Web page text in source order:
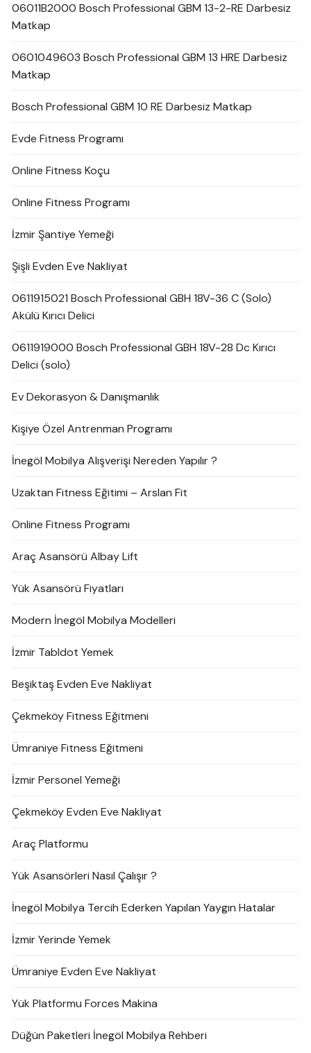
06011B2000 Bosch Professional GBM 13-2-RE Darbesiz
Matkap
0601049603 Bosch Professional GBM 13 HRE Darbesiz
Matkap
Bosch Professional GBM 10 RE Darbesiz Matkap
Evde Fitness Programı
Online Fitness Koçu
Online Fitness Programı
İzmir Şantiye Yemeği
Şişli Evden Eve Nakliyat
0611915021 Bosch Professional GBH 18V-36 C (Solo)
Akülü Kırıcı Delici
0611919000 Bosch Professional GBH 18V-28 Dc Kırıcı
Delici (solo)
Ev Dekorasyon & Danışmanlık
Kişiye Özel Antrenman Programı
İnegöl Mobilya Alışverişi Nereden Yapılır ?
Uzaktan Fitness Eğitimi – Arslan Fit
Online Fitness Programı
Araç Asansörü Albay Lift
Yük Asansörü Fiyatları
Modern İnegöl Mobilya Modelleri
İzmir Tabldot Yemek
Beşiktaş Evden Eve Nakliyat
Çekmeköy Fitness Eğitmeni
Ümraniye Fitness Eğitmeni
İzmir Personel Yemeği
Çekmeköy Evden Eve Nakliyat
Araç Platformu
Yük Asansörleri Nasıl Çalışır ?
İnegöl Mobilya Tercih Ederken Yapılan Yaygın Hatalar
İzmir Yerinde Yemek
Ümraniye Evden Eve Nakliyat
Yük Platformu Forces Makina
Düğün Paketleri İnegöl Mobilya Rehberi